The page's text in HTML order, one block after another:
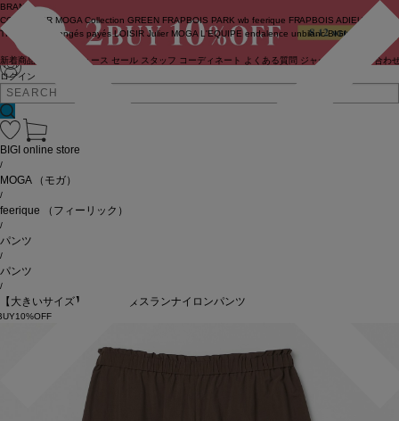
ログイン
BRAND
COUTURIER MOGA Collection GREEN FRAPBOIS PARK wb feerique FRAPBOIS ADIEU
TRISTESSE
congés payés LOISIR Julier MOGA L'EQUIPE endalence unbilanc BIGI online store
新着商品 ニュース セール スタッフ コーディネート よくある質問 ジャーナル お問い合わ
BIGI online store
/
MOGA （モガ）
/
feerique （フィーリック）
/
パンツ
/
パンツ
/
【大きいサイズ】feerique タスランナイロンパンツ